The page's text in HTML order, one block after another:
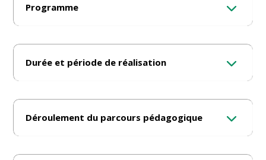
Programme
Durée et période de réalisation
Déroulement du parcours pédagogique